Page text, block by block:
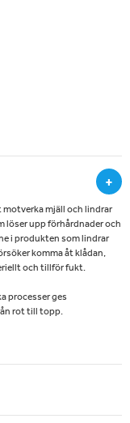
+
mjäll och lindrar
löser upp förhårdnader och
i produkten som lindrar
komma åt klådan,
och tillför fukt.
processer ges
rot till topp.